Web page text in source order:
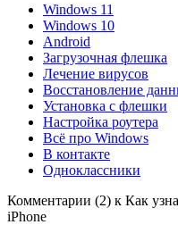
Windows 11
Windows 10
Android
Загрузочная флешка
Лечение вирусов
Восстановление
Установка с флешки
Настройка роутера
Всё про Windows
В контакте
Одноклассники
Комментарии (2) к Как
iPhone